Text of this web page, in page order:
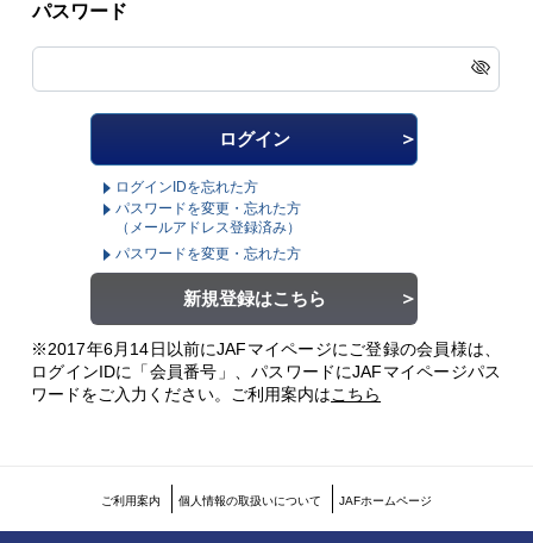
パスワード
ログインIDを忘れた方
パスワードを変更・忘れた方
（メールアドレス登録済み）
パスワードを変更・忘れた方
新規登録はこちら
※2017年6月14日以前にJAFマイページにご登録の会員様は、
ログインIDに「会員番号」、パスワードにJAFマイページパス
ワードをご入力ください。 ご利用案内はこちら
ご利用案内 個人情報の取扱いについて JAFホームページ